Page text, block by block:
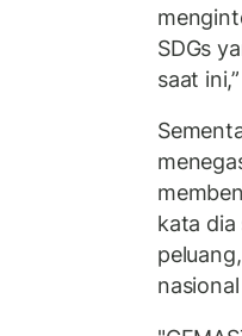
SDGs
saat
kata dia